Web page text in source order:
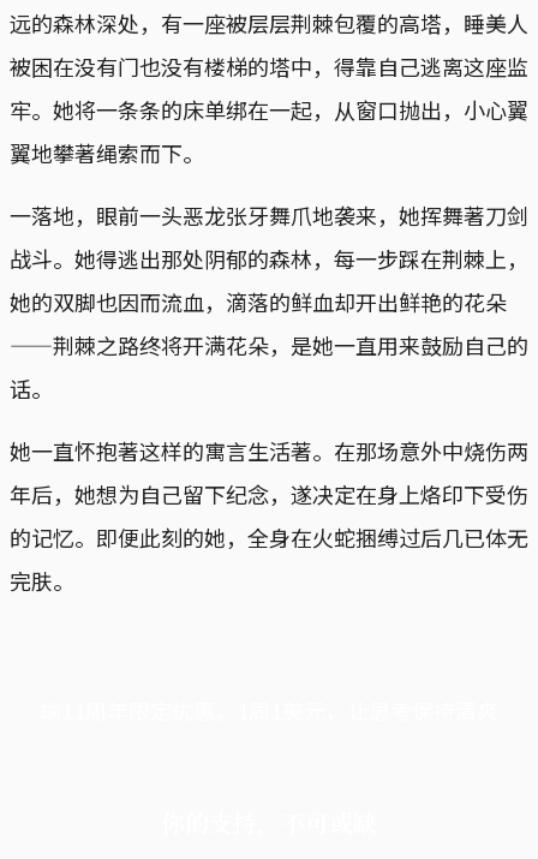
远的森林深处，有一座被层层荆棘包覆的高塔，睡美人
被困在没有门也没有楼梯的塔中，得靠自己逃离这座监
牢。她将一条条的床单绑在一起，从窗口抛出，小心翼
翼地攀著绳索而下。
一落地，眼前一头恶龙张牙舞爪地袭来，她挥舞著刀剑
战斗。她得逃出那处阴郁的森林，每一步踩在荆棘上，
她的双脚也因而流血，滴落的鲜血却开出鲜艳的花朵
——荆棘之路终将开满花朵，是她一直用来鼓励自己的
话。
她一直怀抱著这样的寓言生活著。在那场意外中烧伤两
年后，她想为自己留下纪念，遂决定在身上烙印下受伤
的记忆。即便此刻的她，全身在火蛇捆缚过后几已体无
完肤。